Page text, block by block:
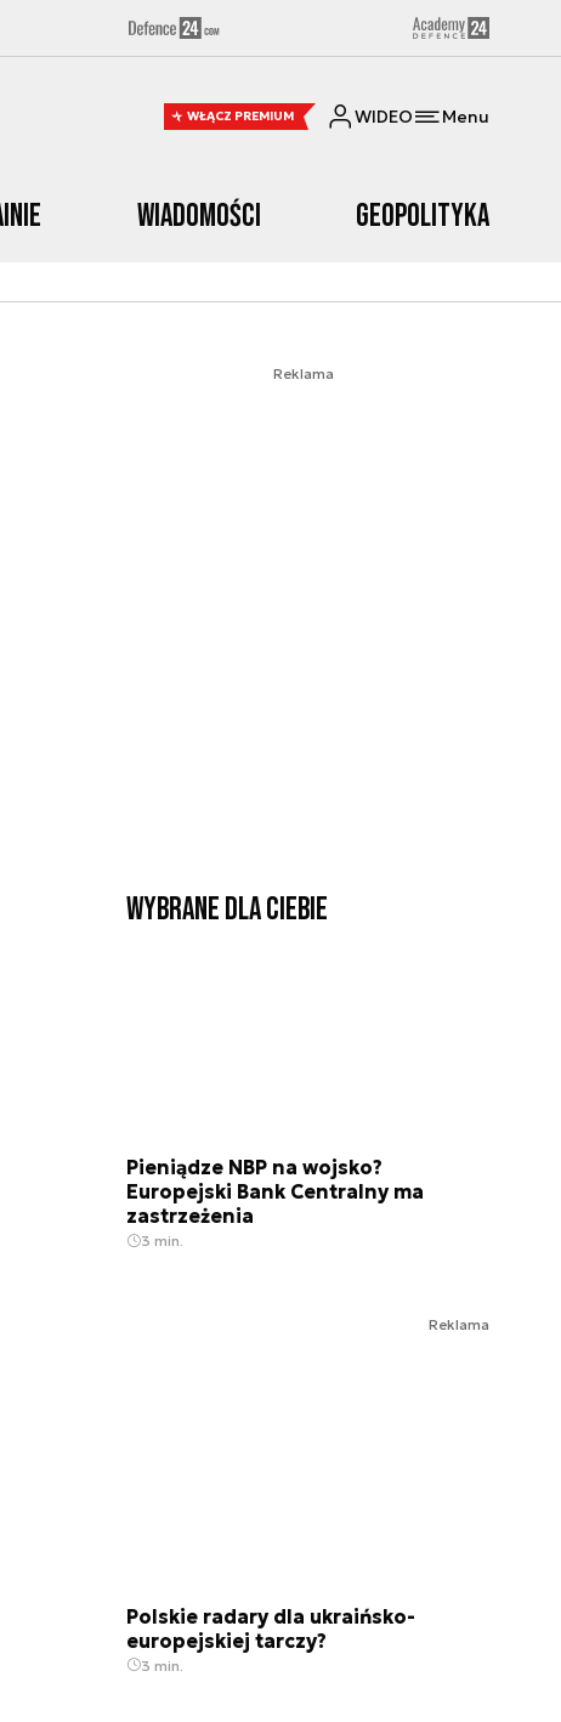
WŁĄCZ PREMIUM WIDEO Menu
Wiadomości Geopolityka
Reklama
Wybrane dla Ciebie
Pieniądze NBP na wojsko?
Europejski Bank Centralny ma
zastrzeżenia
3 min.
Reklama
Polskie radary dla ukraińsko-
europejskiej tarczy?
3 min.